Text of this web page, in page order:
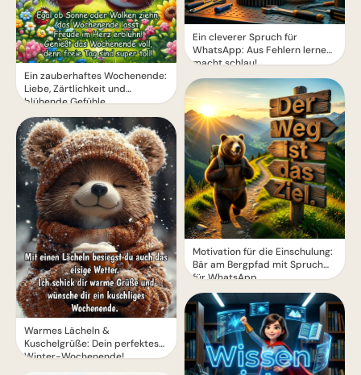
Ein zauberhaftes Wochenende:
Liebe, Zärtlichkeit und
blühende Gefühle
Warmes Lächeln &
Kuschelgrüße: Dein perfektes
Winter-Wochenende!
Ein cleverer Spruch für
WhatsApp: Aus Fehlern lernen
macht schlau!
Motivation für die Einschulung:
Bär am Bergpfad mit Spruch
für WhatsApp